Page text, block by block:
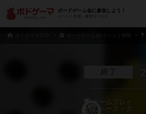
ボードゲーム会に参加しよう！
イベント作成・参加サービス